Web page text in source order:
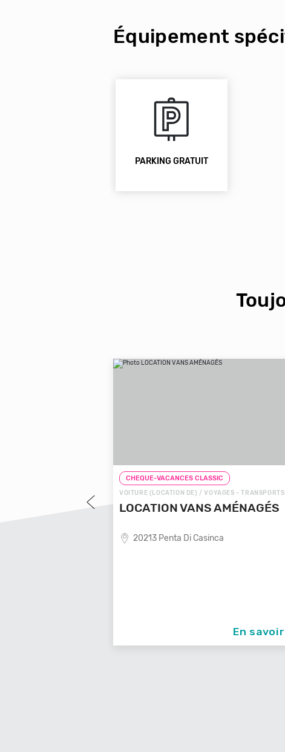
Équipement
PARKING GRATUIT
LOCALE
CHEQUE-VACANCES CLASSIC
VOITURE (LOCATION DE) / VOYAGES - TRANSPORTS
LOCATION VANS AMÉNAGÉS
20213 Penta Di Casinca
En